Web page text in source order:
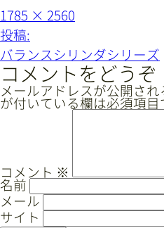
シンテック公式
シンテック公式
フ
ル
サ
イ
ズ
1785 × 2560
投
稿
ナ
ビ
ゲ
ョ
ン
投稿:
バランスシリンダシリーズ
コメントをどうぞ
メールアドレスが公開され
が付いている欄は必須項目
コメント ※
名前
メール
サイト